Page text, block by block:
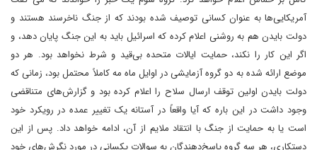
آمریکایی‌ها به عنوان کسانی توصیف شده بودند که از جنگ ناخرسند هستند و
دولت بایدن هم به روشنی اعلام کرده که اسرائیل باید به این جنگ پایان دهد، و
اگر این کار را نکند، حمایت ایالات متحده بی‌قید و شرط نخواهد بود. هر دو
موضع ارائه شده به دو گروه آزمایشی در اوایل ماه مه کاملاً محتمل بود، زمانی که
دولت بایدن اولین توقف ارسال سلاح را اعلام کرده بود و گزارش‌های متناقضی
وجود داشت در این باره که آیا واقعاً در آستانه یک تغییر عمده در رویکرد خود
است یا به حمایت از جنگ با انتقاد ملایم از آن، ادامه خواهد داد. پس از این
دستکاری، هر سه گروه پاسخ‌دهندگان به سوالات یکسانی در مورد نگرش‌های خود